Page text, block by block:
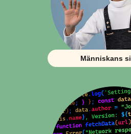
Människans